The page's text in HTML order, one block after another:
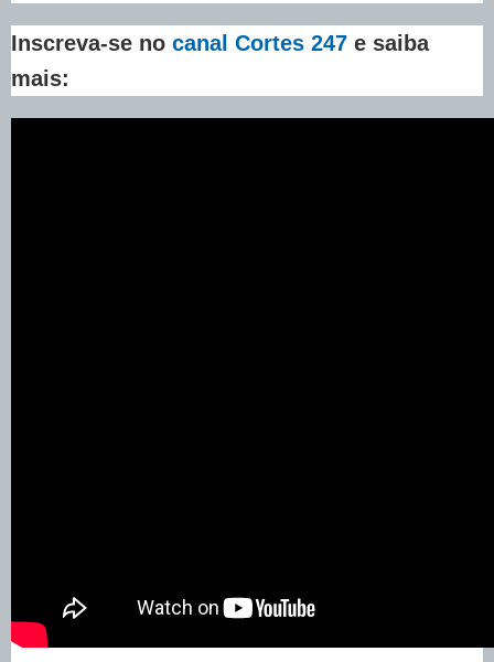
Inscreva-se no canal Cortes 247 e saiba
mais: